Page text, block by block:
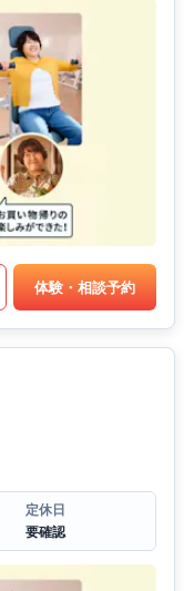
体験・相談予約
定休日
要確認